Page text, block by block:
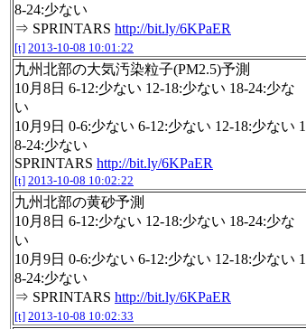
8-24:少ない
⇒ SPRINTARS http://bit.ly/6KPaER
[t] 2013-10-08 10:01:22
九州北部の大気汚染粒子(PM2.5)予測
10月8日 6-12:少ない 12-18:少ない 18-24:少な
い
10月9日 0-6:少ない 6-12:少ない 12-18:少ない 1
8-24:少ない
SPRINTARS http://bit.ly/6KPaER
[t] 2013-10-08 10:02:22
九州北部の黄砂予測
10月8日 6-12:少ない 12-18:少ない 18-24:少な
い
10月9日 0-6:少ない 6-12:少ない 12-18:少ない 1
8-24:少ない
⇒ SPRINTARS http://bit.ly/6KPaER
[t] 2013-10-08 10:02:33